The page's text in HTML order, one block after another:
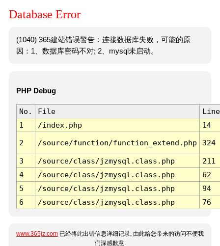
Database Error
(1040) 365建站错误警告：连接数据库失败，可能的原
因：1、数据库密码不对; 2、mysql未启动。
PHP Debug
No. File
Line
1
/index.php 14
2 /source/function/function_extend.php 324
3 /source/class/jzmysql.class.php
211
4
/source/class/jzmysql.class.php
62
5
/source/class/jzmysql.class.php
94
6
/source/class/jzmysql.class.php 76
www.365jz.com 已经将此出错信息详细记录, 由此给您带来的访问不便我
们深感歉意.